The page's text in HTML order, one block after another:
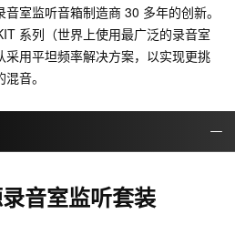
室监听音箱制造商 30 多年的创新。
系列（世界上使用最广泛的录音室
采用平坦频率解决方案，以实现更挑
音。
音室监听套装